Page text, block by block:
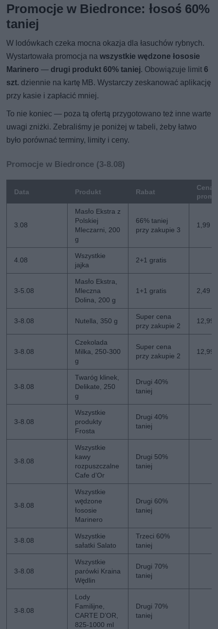
Promocje w Biedronce: łosoś 60%
taniej
W lodówkach czeka mocna okazja dla łasuchów rybnych.
Wystartowała promocja nawszystkie wędzone łososie
Marinero — drugi produkt 60% taniej. Obowiązuje limit6
szt. dziennie na kartę MB. Wystarczy zeskanować aplikację
przy kasie i zapłacić mniej.
To nie koniec — poza tą ofertą przygotowano też inne warte
uwagi zniżki. Zebraliśmy je poniżej w tabeli, żeby łatwo
było porównać terminy, limity i ceny.
Promocje w Biedronce (3-8.08)
Data Produkt Rabat
Cena
3.08
Masło Ekstra z
Polskiej
Mleczarni, 200
g
66% taniej
przy zakupie 3
1,99
4.08
Wszystkie
jajka
2+1 gratis
3-5.08
Masło Ekstra,
Mleczna
Dolina, 200 g
1+1 gratis 2,49
3-8.08 Nutella, 350 g
Super cena
przy zakupie 2
12,99
3-8.08
Czekolada
Milka, 250-300
g
Super cena
przy zakupie 2
12,99
3-8.08
Twaróg klinek,
Delikate, 250
g
Drugi 40%
taniej
3-8.08
Wszystkie
produkty
Frosta
Drugi 40%
taniej
3-8.08
Wszystkie
kawy
rozpuszczalne
Cafe d’Or
Drugi 50%
taniej
3-8.08
Wszystkie
wędzone
łososie
Marinero
Drugi 60%
taniej
3-8.08
Wszystkie
sałatki Salato
Trzeci 60%
taniej
3-8.08
Wszystkie
parówki Kraina
Wędlin
Drugi 70%
taniej
3-8.08
Lody
Familijne,
CARTE D’OR,
825-1000 ml
Drugi 70%
taniej